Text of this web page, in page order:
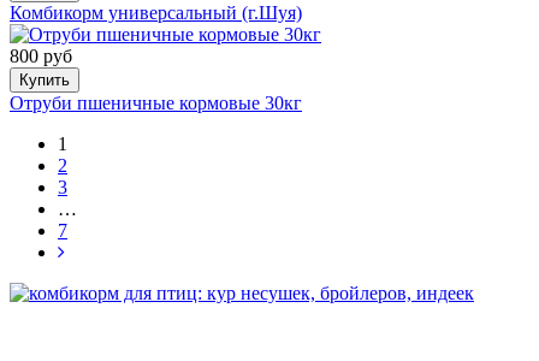
Комбикорм универсальный (г.Шуя)
800 руб
Купить
Отруби пшеничные кормовые 30кг
1
2
3
…
7